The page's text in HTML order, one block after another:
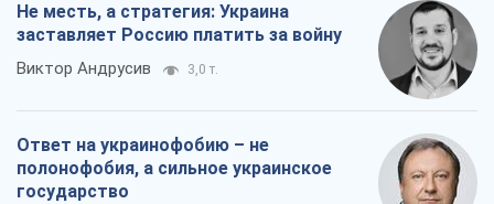
Не месть, а стратегия: Украина
заставляет Россию платить за войну
Виктор Андрусив 3,0 т.
Ответ на украинофобию – не
полонофобия, а сильное украинское
государство